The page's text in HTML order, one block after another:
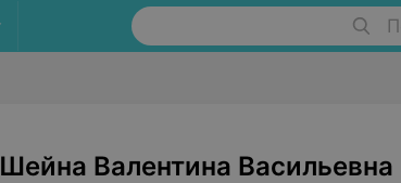
Шейна Валентина Васильевна